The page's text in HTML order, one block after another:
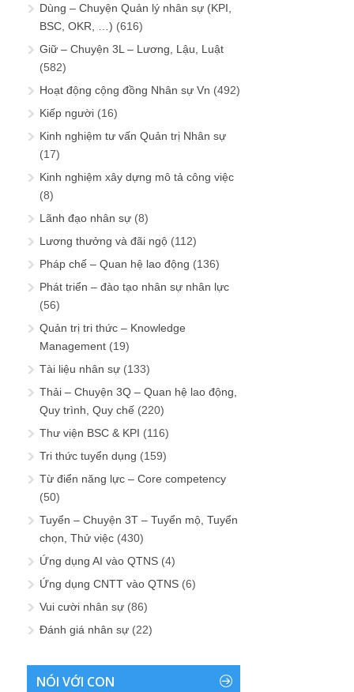
Dùng – Chuyện Quản lý nhân sự (KPI,
BSC, OKR, …) (616)
Giữ – Chuyện 3L – Lương, Lậu, Luật
(582)
Hoạt động cộng đồng Nhân sự Vn (492)
Kiếp người (16)
Kinh nghiệm tư vấn Quản trị Nhân sự
(17)
Kinh nghiệm xây dựng mô tả công việc
(8)
Lãnh đạo nhân sự (8)
Lương thưởng và đãi ngộ (112)
Pháp chế – Quan hệ lao động (136)
Phát triển – đào tạo nhân sự nhân lực
(56)
Quản trị tri thức – Knowledge
Management (19)
Tài liệu nhân sự (133)
Thải – Chuyện 3Q – Quan hệ lao động,
Quy trình, Quy chế (220)
Thư viện BSC & KPI (116)
Tri thức tuyển dụng (159)
Từ điển năng lực – Core competency
(50)
Tuyển – Chuyện 3T – Tuyển mộ, Tuyển
chọn, Thử việc (430)
Ứng dụng AI vào QTNS (4)
Ứng dụng CNTT vào QTNS (6)
Vui cười nhân sự (86)
Đánh giá nhân sự (22)
NÓI VỚI CON